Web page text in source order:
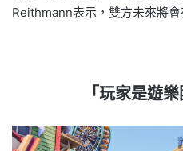
Reithmann表示，雙方未來將會
「玩家是遊